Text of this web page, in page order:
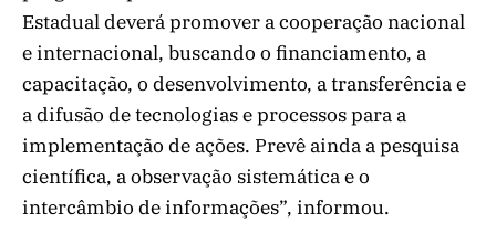
Estadual deverá promover a cooperação nacional
e internacional, buscando o financiamento, a
capacitação, o desenvolvimento, a transferência e
a difusão de tecnologias e processos para a
implementação de ações. Prevê ainda a pesquisa
científica, a observação sistemática e o
intercâmbio de informações”, informou.